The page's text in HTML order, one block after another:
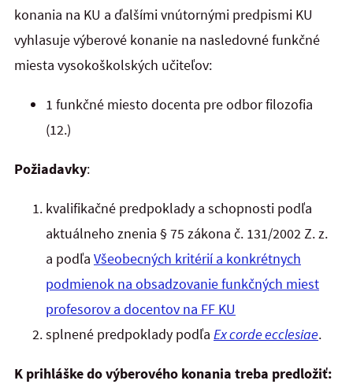
konania na KU a ďalšími vnútornými predpismi KU
vyhlasuje výberové konanie na nasledovné funkčné
miesta vysokoškolských učiteľov:
1 funkčné miesto docenta pre odbor filozofia
(12.)
Požiadavky:
kvalifikačné predpoklady a schopnosti podľa
aktuálneho znenia § 75 zákona č. 131/2002 Z. z.
a podľa Všeobecných kritérií a konkrétnych
podmienok na obsadzovanie funkčných miest
profesorov a docentov na FF KU
splnené predpoklady podľa Ex corde ecclesiae.
K prihláške do výberového konania treba predložiť: